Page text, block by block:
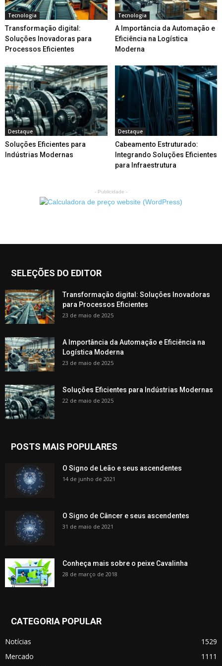
Tecnologia
Transformação digital:
Soluções Inovadoras para
Processos Eficientes
Tecnologia
A Importância da Automação e
Eficiência na Logística
Moderna
Destaque
Soluções Eficientes para
Indústrias Modernas
Destaque
Cabeamento Estruturado:
Integrando Soluções Eficientes
para Infraestrutura
- Publicidade -
SELEÇÕES DO EDITOR
Transformação digital: Soluções Inovadoras
para Processos Eficientes
23 de maio de 2025
A Importância da Automação e Eficiência na
Logística Moderna
23 de maio de 2025
Soluções Eficientes para Indústrias Modernas
22 de maio de 2025
POSTS MAIS POPULARES
O Signo de Leão e seus ascendentes
14 de junho de 2021
O Signo de Câncer e seus ascendentes
31 de maio de 2021
Conheça mais sobre o peixe Cavalinha
28 de março de 2018
CATEGORIA POPULAR
Notícias
1529
Mercado
1111